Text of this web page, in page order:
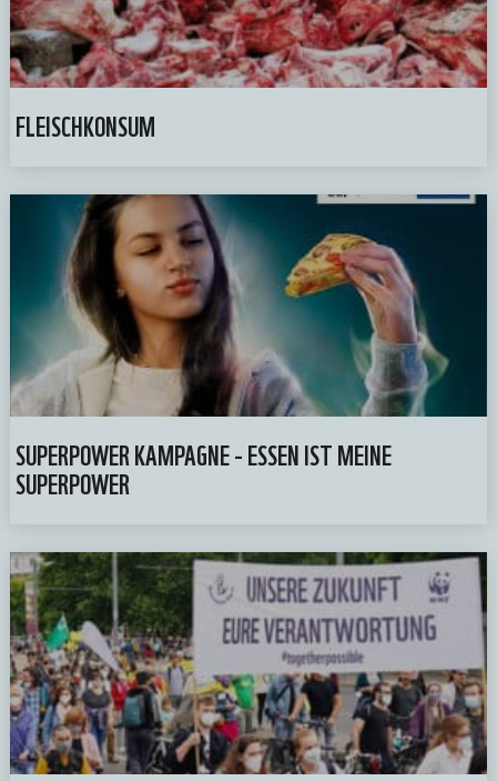
FLEISCHKONSUM
SUPERPOWER KAMPAGNE - ESSEN IST MEINE
SUPERPOWER